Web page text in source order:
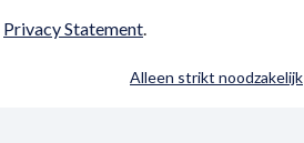
Privacy Statement.
Alleen strikt noodzakelijk